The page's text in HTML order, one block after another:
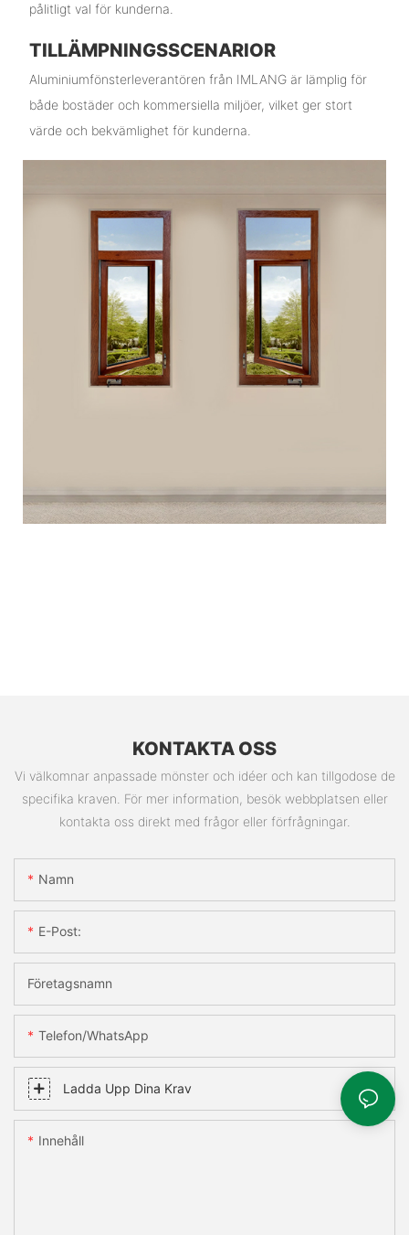
pålitligt val för kunderna.
TILLÄMPNINGSSCENARIOR
Aluminiumfönsterleverantören från IMLANG är lämplig för
både bostäder och kommersiella miljöer, vilket ger stort
värde och bekvämlighet för kunderna.
KONTAKTA OSS
Vi välkomnar anpassade mönster och idéer och kan tillgodose de
specifika kraven. För mer information, besök webbplatsen eller
kontakta oss direkt med frågor eller förfrågningar.
Namn
E-Post:
Företagsnamn
Telefon/WhatsApp
Ladda Upp Dina Krav
Innehåll